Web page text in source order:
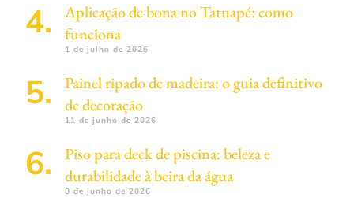
Aplicação de bona no Tatuapé: como
funciona
1 de julho de 2026
Painel ripado de madeira: o guia definitivo
de decoração
11 de junho de 2026
Piso para deck de piscina: beleza e
durabilidade à beira da água
8 de junho de 2026